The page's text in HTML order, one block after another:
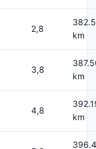
2,8
km
3,8
km
4,8
km